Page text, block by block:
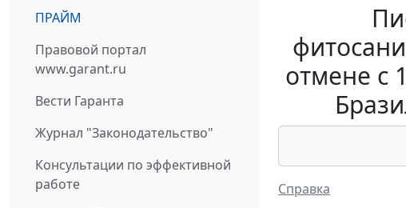
ПРАЙМ
Правовой портал
www.garant.ru
Вести Гаранта
Журнал "Законодательство"
Консультации по эффективной
работе
отмене с
Справка